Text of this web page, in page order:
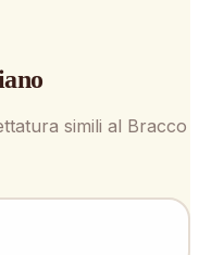
simili al Bracco